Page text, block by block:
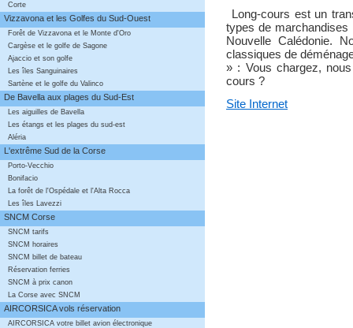
Corte
Vizzavona et les Golfes du Sud-Ouest
Forêt de Vizzavona et le Monte d'Oro
Cargèse et le golfe de Sagone
Ajaccio et son golfe
Les îles Sanguinaires
Sartène et le golfe du Valinco
De Bavella aux plages du Sud-Est
Les aiguilles de Bavella
Les étangs et les plages du sud-est
Aléria
L'extrême Sud de la Corse
Porto-Vecchio
Bonifacio
La forêt de l'Ospédale et l'Alta Rocca
Les îles Lavezzi
SNCM Corse
SNCM tarifs
SNCM horaires
SNCM billet de bateau
Réservation ferries
SNCM à prix canon
La Corse avec SNCM
AIRCORSICA vols réservation
AIRCORSICA votre billet avion électronique
Long-cours est un
types de
Nouvelle Calédonie.
classiques de
» : Vous chargez,
cours ?
Site Internet